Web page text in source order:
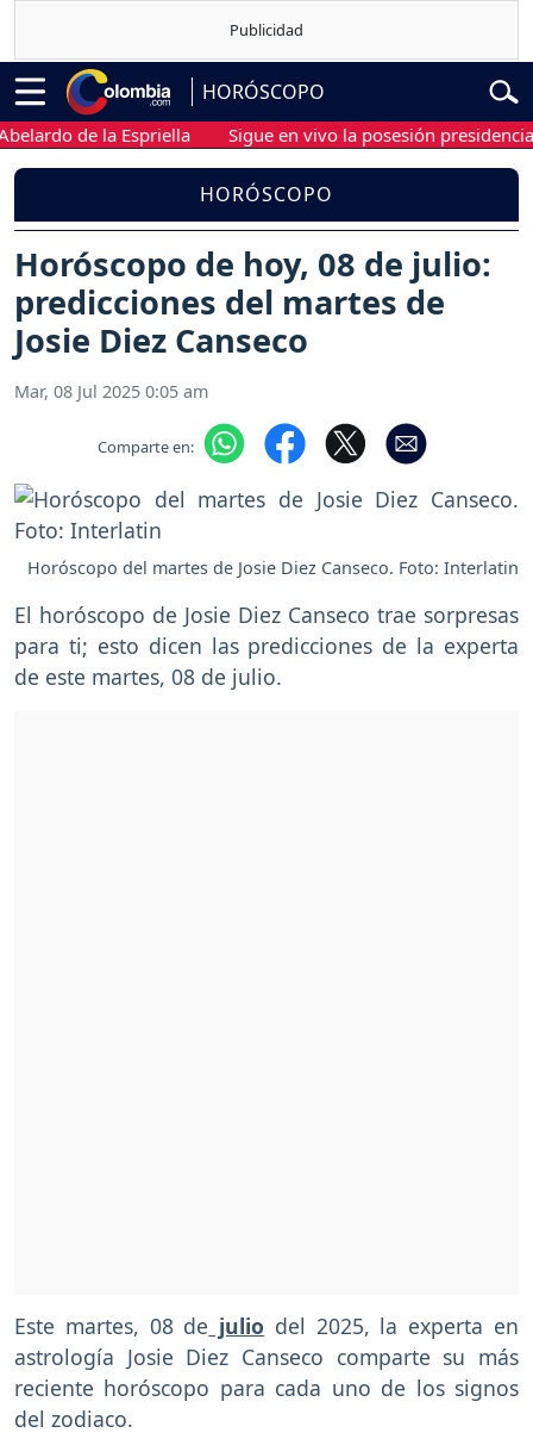
HORÓSCOPO
de la Espriella Sigue en vivo la posesión presidencial de
HORÓSCOPO
Horóscopo de hoy, 08 de julio:
predicciones del martes de
Josie Diez Canseco
Mar, 08 Jul 2025 0:05 am
Comparte en:
Horóscopo del martes de Josie Diez Canseco. Foto: Interlatin
El horóscopo de Josie Diez Canseco trae sorpresas
para ti; esto dicen las predicciones de la experta
de este martes, 08 de julio.
Este martes, 08 de julio del 2025, la experta en
astrología Josie Diez Canseco comparte su más
reciente horóscopo para cada uno de los signos
del zodiaco.